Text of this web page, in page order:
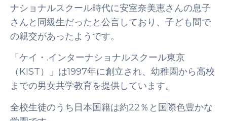
ナショナルスクール時代に安室奈美恵さんの息子
さんと同級生だったと公言しており、子ども間で
の親交があったようです。
「ケイ・.インターナショナルスクール東京
（KIST）」は1997年に創立され、幼稚園から高校
までの男女共学教育を提供しています。
全校生徒のうち日本国籍は約22％と国際色豊かな